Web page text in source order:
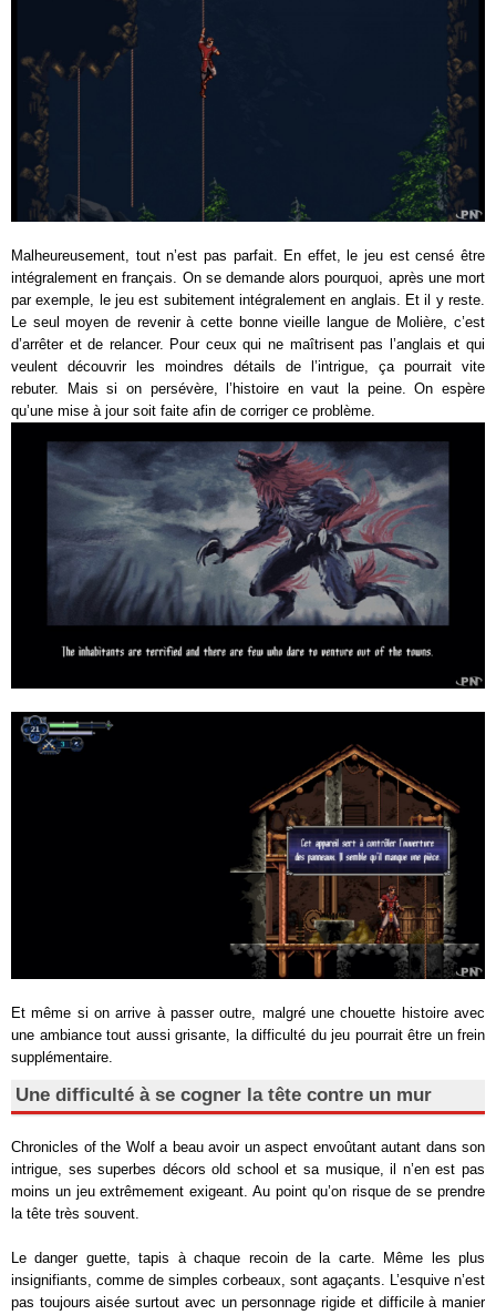
Malheureusement, tout n’est pas parfait. En effet, le jeu est censé être
intégralement en français. On se demande alors pourquoi, après une mort
par exemple, le jeu est subitement intégralement en anglais. Et il y reste.
Le seul moyen de revenir à cette bonne vieille langue de Molière, c’est
d’arrêter et de relancer. Pour ceux qui ne maîtrisent pas l’anglais et qui
veulent découvrir les moindres détails de l’intrigue, ça pourrait vite
rebuter. Mais si on persévère, l’histoire en vaut la peine. On espère
qu’une mise à jour soit faite afin de corriger ce problème.
Et même si on arrive à passer outre, malgré une chouette histoire avec
une ambiance tout aussi grisante, la difficulté du jeu pourrait être un frein
supplémentaire.
Une difficulté à se cogner la tête contre un mur
Chronicles of the Wolf a beau avoir un aspect envoûtant autant dans son
intrigue, ses superbes décors old school et sa musique, il n’en est pas
moins un jeu extrêmement exigeant. Au point qu’on risque de se prendre
la tête très souvent.
Le danger guette, tapis à chaque recoin de la carte. Même les plus
insignifiants, comme de simples corbeaux, sont agaçants. L’esquive n’est
pas toujours aisée surtout avec un personnage rigide et difficile à manier